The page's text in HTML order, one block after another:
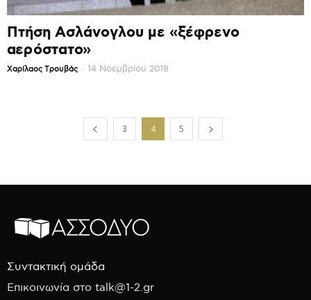
Πτήση Ασλάνογλου με «ξέφρενο
αερόστατο»
Χαρίλαος Τρουβάς - 14 Νοεμβρίου 2018
3 4 5
Συντακτική ομάδα
Επικοινωνία στο talk@1-2.gr